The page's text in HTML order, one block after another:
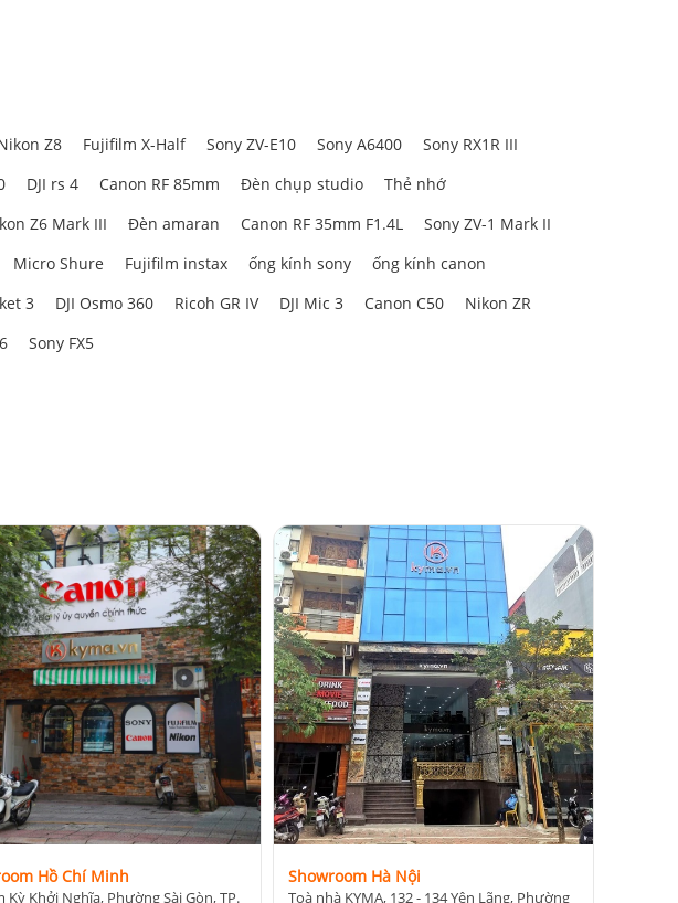
, và quá trình tráng ảnh hoàn tất mất
là800 x 600 pixel ở 320 dpi, đảm bảo
công nghệ phim đáng tin cậy của
Z8 Fujifilm X-Half Sony ZV-E10 Sony A6400
Sony RX1R III
DJI rs 4 Canon RF 85mm Đèn chụp studio
Thẻ nhớ
Z6 Mark III Đèn amaran Canon RF 35mm F1.4L
Sony ZV-1 Mark II
Micro Shure Fujifilm instax ống kính sony
ống kính canon
3 DJI Osmo 360 Ricoh GR IV DJI Mic 3 Canon C50
Nikon ZR
Sony FX5
Hồ Chí Minh
Kỳ Khởi Nghĩa, Phường Sài Gòn, TP.
Showroom Hà Nội
Toà nhà KYMA, 132 - 134 Yên Lãng, Phường